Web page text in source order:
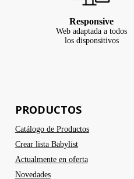
Responsive
Web adaptada a todos
los disponsitivos
PRODUCTOS
Catálogo de Productos
Crear lista Babylist
Actualmente en oferta
Novedades